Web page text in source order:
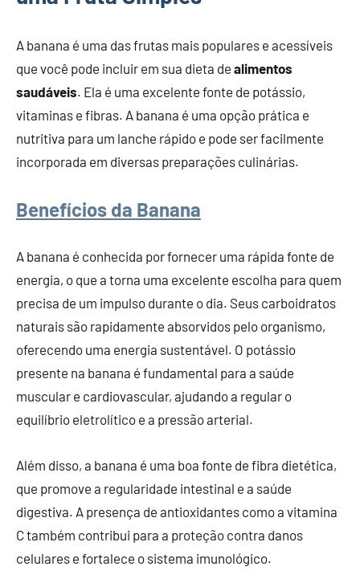
A banana é uma das frutas mais populares e acessíveis
que você pode incluir em sua dieta de alimentos
saudáveis. Ela é uma excelente fonte de potássio,
vitaminas e fibras. A banana é uma opção prática e
nutritiva para um lanche rápido e pode ser facilmente
incorporada em diversas preparações culinárias.
Benefícios da Banana
A banana é conhecida por fornecer uma rápida fonte de
energia, o que a torna uma excelente escolha para quem
precisa de um impulso durante o dia. Seus carboidratos
naturais são rapidamente absorvidos pelo organismo,
oferecendo uma energia sustentável. O potássio
presente na banana é fundamental para a saúde
muscular e cardiovascular, ajudando a regular o
equilíbrio eletrolítico e a pressão arterial.
Além disso, a banana é uma boa fonte de fibra dietética,
que promove a regularidade intestinal e a saúde
digestiva. A presença de antioxidantes como a vitamina
C também contribui para a proteção contra danos
celulares e fortalece o sistema imunológico.